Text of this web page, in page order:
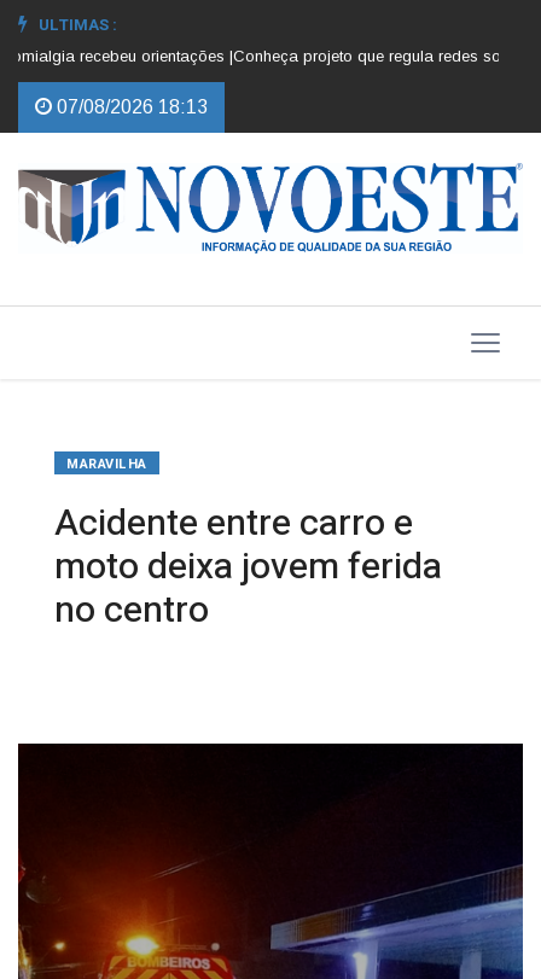
ULTIMAS :
recebeu orientações |Conheça projeto que regula redes sociais
07/08/2026 18:13
MARAVILHA
Acidente entre carro e
moto deixa jovem ferida
no centro